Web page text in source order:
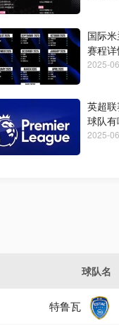
国际
赛程
2025-
英超
球队有
2025-
球队名
特鲁瓦